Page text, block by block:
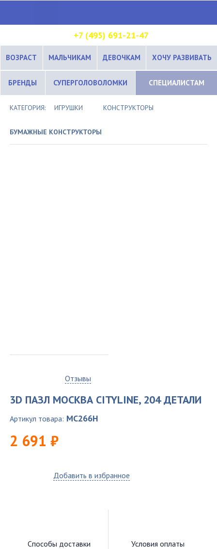
+7 (495) 691-21-47
ВОЗРАСТ МАЛЬЧИКАМ ДЕВОЧКАМ ХОЧУ РАЗВИВАТЬ
БРЕНДЫ СУПЕРГОЛОВОЛОМКИ СПЕЦИАЛИСТАМ
КАТЕГОРИЯ: ИГРУШКИ КОНСТРУКТОРЫ
БУМАЖНЫЕ КОНСТРУКТОРЫ
Отзывы
3D ПАЗЛ МОСКВА CITYLINE, 204 ДЕТАЛИ
Артикул товара: MC266H
2 691 ₽
Добавить в избранное
Способы доставки Условия оплаты